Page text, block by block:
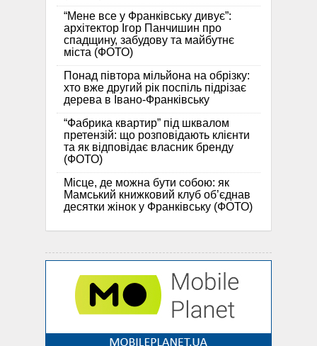
“Мене все у Франківську дивує”:
архітектор Ігор Панчишин про
спадщину, забудову та майбутнє
міста (ФОТО)
Понад півтора мільйона на обрізку:
хто вже другий рік поспіль підрізає
дерева в Івано-Франківську
“Фабрика квартир” під шквалом
претензій: що розповідають клієнти
та як відповідає власник бренду
(ФОТО)
Місце, де можна бути собою: як
Мамський книжковий клуб об’єднав
десятки жінок у Франківську (ФОТО)